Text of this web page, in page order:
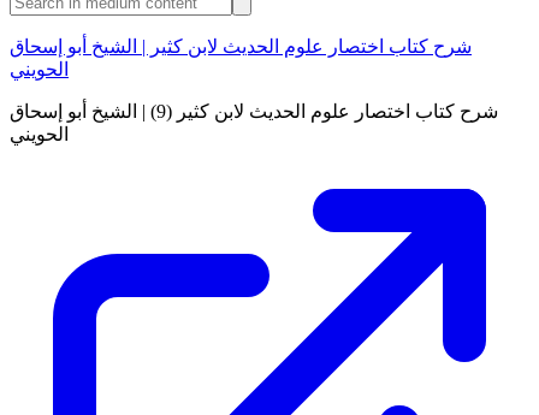
شرح كتاب اختصار علوم الحديث لابن كثير | الشيخ أبو إسحاق
الحويني
شرح كتاب اختصار علوم الحديث لابن كثير (9) | الشيخ أبو إسحاق
الحويني